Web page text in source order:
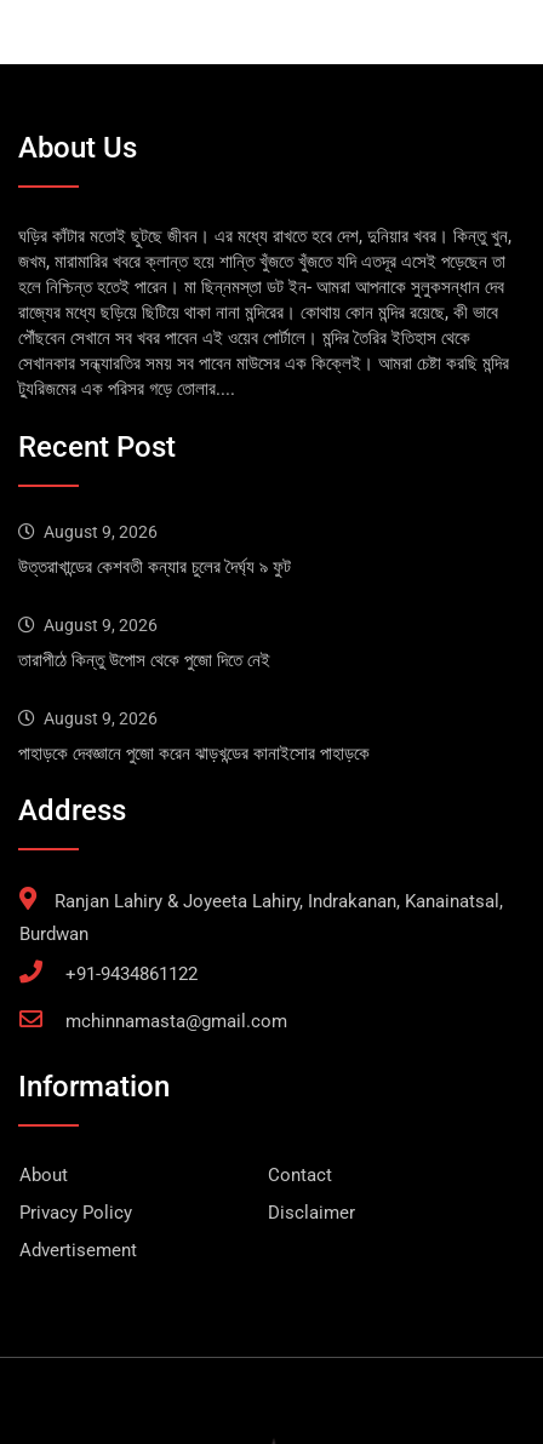
About Us
ঘড়ির কাঁটার মতোই ছুটছে জীবন। এর মধ্যে রাখতে হবে দেশ, দুনিয়ার খবর। কিন্তু খুন,
জখম, মারামারির খবরে ক্লান্ত হয়ে শান্তি খুঁজতে খুঁজতে যদি এতদূর এসেই পড়েছেন তা
হলে নিশ্চিন্ত হতেই পারেন। মা ছিন্নমস্তা ডট ইন- আমরা আপনাকে সুলুকসন্ধান দেব
রাজ্যের মধ্যে ছড়িয়ে ছিটিয়ে থাকা নানা মন্দিরের। কোথায় কোন মন্দির রয়েছে, কী ভাবে
পৌঁছবেন সেখানে সব খবর পাবেন এই ওয়েব পোর্টালে। মন্দির তৈরির ইতিহাস থেকে
সেখানকার সন্ধ্যারতির সময় সব পাবেন মাউসের এক কিক্লেই। আমরা চেষ্টা করছি মন্দির
ট্যুরিজমের এক পরিসর গড়ে তোলার....
Recent Post
August 9, 2026
উত্তরাখান্ডের কেশবতী কন্যার চুলের দৈর্ঘ্য ৯ ফুট
August 9, 2026
তারাপীঠে কিন্তু উপোস থেকে পুজো দিতে নেই
August 9, 2026
পাহাড়কে দেবজ্ঞানে পুজো করেন ঝাড়খন্ডের কানাইসোর পাহাড়কে
Address
Ranjan Lahiry & Joyeeta Lahiry, Indrakanan, Kanainatsal,
Burdwan
+91-9434861122
mchinnamasta@gmail.com
Information
About
Contact
Privacy Policy
Disclaimer
Advertisement